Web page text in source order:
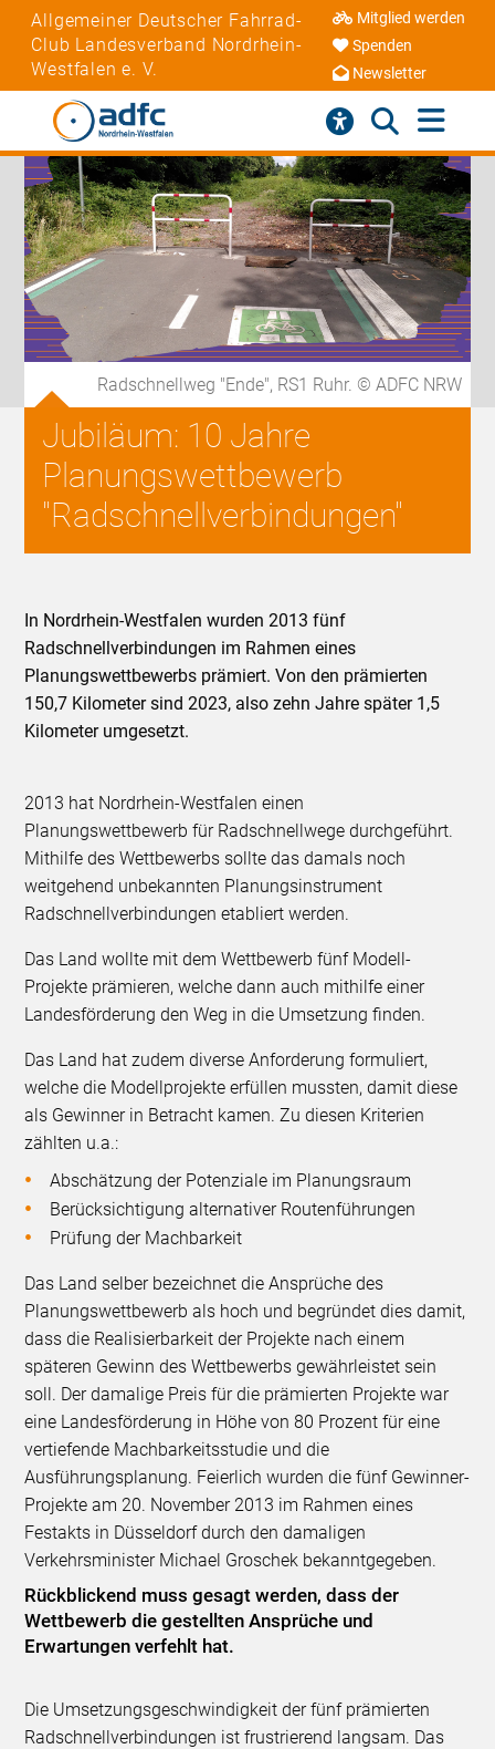
Allgemeiner Deutscher Fahrrad-
Club Landesverband Nordrhein-
Westfalen e. V.
Mitglied werden
Spenden
Newsletter
Radschnellweg "Ende", RS1 Ruhr. © ADFC NRW
Jubiläum: 10 Jahre
Planungswettbewerb
"Radschnellverbindungen"
In Nordrhein-Westfalen wurden 2013 fünf
Radschnellverbindungen im Rahmen eines
Planungswettbewerbs prämiert. Von den prämierten
150,7 Kilometer sind 2023, also zehn Jahre später 1,5
Kilometer umgesetzt.
2013 hat Nordrhein-Westfalen einen
Planungswettbewerb für Radschnellwege durchgeführt.
Mithilfe des Wettbewerbs sollte das damals noch
weitgehend unbekannten Planungsinstrument
Radschnellverbindungen etabliert werden.
Das Land wollte mit dem Wettbewerb fünf Modell-
Projekte prämieren, welche dann auch mithilfe einer
Landesförderung den Weg in die Umsetzung finden.
Das Land hat zudem diverse Anforderung formuliert,
welche die Modellprojekte erfüllen mussten, damit diese
als Gewinner in Betracht kamen. Zu diesen Kriterien
zählten u.a.:
Abschätzung der Potenziale im Planungsraum
Berücksichtigung alternativer Routenführungen
Prüfung der Machbarkeit
Das Land selber bezeichnet die Ansprüche des
Planungswettbewerb als hoch und begründet dies damit,
dass die Realisierbarkeit der Projekte nach einem
späteren Gewinn des Wettbewerbs gewährleistet sein
soll. Der damalige Preis für die prämierten Projekte war
eine Landesförderung in Höhe von 80 Prozent für eine
vertiefende Machbarkeitsstudie und die
Ausführungsplanung. Feierlich wurden die fünf Gewinner-
Projekte am 20. November 2013 im Rahmen eines
Festakts in Düsseldorf durch den damaligen
Verkehrsminister Michael Groschek bekanntgegeben.
Rückblickend muss gesagt werden, dass der
Wettbewerb die gestellten Ansprüche und
Erwartungen verfehlt hat.
Die Umsetzungsgeschwindigkeit der fünf prämierten
Radschnellverbindungen ist frustrierend langsam. Das